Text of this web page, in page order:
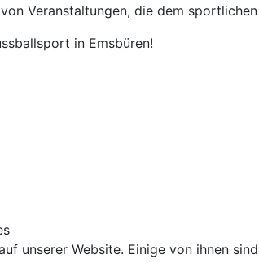
Veranstaltungen, die dem
in Emsbüren!
unserer Website. Einige von ihnen